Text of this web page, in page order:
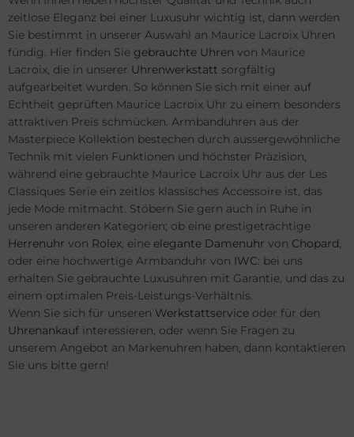
zeitlose Eleganz bei einer Luxusuhr wichtig ist, dann werden
Sie bestimmt in unserer Auswahl an Maurice Lacroix Uhren
fündig. Hier finden Sie gebrauchte Uhren von Maurice
Lacroix, die in unserer Uhrenwerkstatt sorgfältig
aufgearbeitet wurden. So können Sie sich mit einer auf
Echtheit geprüften Maurice Lacroix Uhr zu einem besonders
attraktiven Preis schmücken. Armbanduhren aus der
Masterpiece Kollektion bestechen durch aussergewöhnliche
Technik mit vielen Funktionen und höchster Präzision,
während eine gebrauchte Maurice Lacroix Uhr aus der Les
Classiques Serie ein zeitlos klassisches Accessoire ist, das
jede Mode mitmacht. Stöbern Sie gern auch in Ruhe in
unseren anderen Kategorien; ob eine prestigeträchtige
Herrenuhr von Rolex, eine elegante Damenuhr von Chopard,
oder eine hochwertige Armbanduhr von IWC: bei uns
erhalten Sie gebrauchte Luxusuhren mit Garantie, und das zu
einem optimalen Preis-Leistungs-Verhältnis.
Wenn Sie sich für unseren Werkstattservice oder für den
Uhrenankauf interessieren, oder wenn Sie Fragen zu
unserem Angebot an Markenuhren haben, dann kontaktieren
Sie uns bitte gern!